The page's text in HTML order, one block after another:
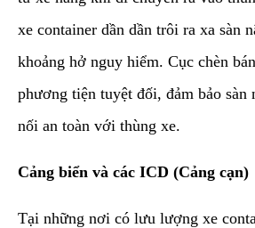
xe container dần dần trôi ra xa sàn
khoảng hở nguy hiểm. Cục chèn
phương tiện tuyệt đối, đảm bảo sàn
nối an toàn với thùng xe.
Cảng biển và các ICD (Cảng cạn)
Tại những nơi có lưu lượng xe